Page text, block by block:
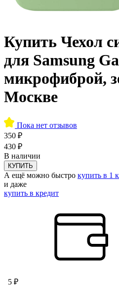
Купить Чехол
для Samsung
микрофиброй,
Москве
Пока нет отзывов
350 ₽
430 ₽
В наличии
КУПИТЬ
А ещё можно быстро купить в 1
и даже
купить в кредит
5 ₽